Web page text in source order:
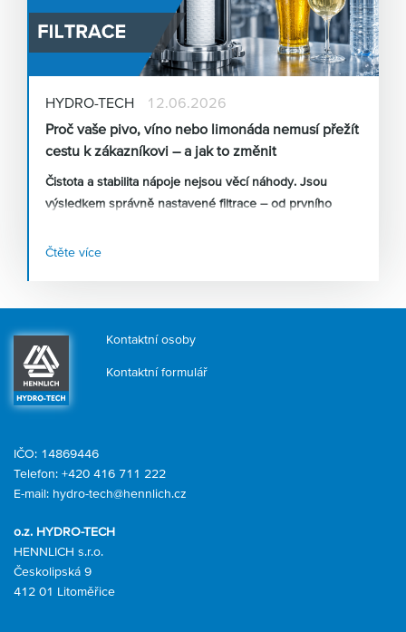
HYDRO-TECH
12.06.2026
Proč vaše pivo, víno nebo limonáda nemusí přežít
cestu k zákazníkovi – a jak to změnit
Čistota a stabilita nápoje nejsou věcí náhody. Jsou
výsledkem správně nastavené filtrace – od prvního
zabezpečení před plněním. Přesto se v praxi stále
reklamace.
Čtěte více
Kontaktní osoby
Kontaktní formulář
o.z. HYDRO-TECH
HENNLICH s.r.o.
Českolipská 9
412 01 Litoměřice
IČO: 14869446
Telefon: +420 416 711 222
E-mail: hydro-tech@hennlich.cz